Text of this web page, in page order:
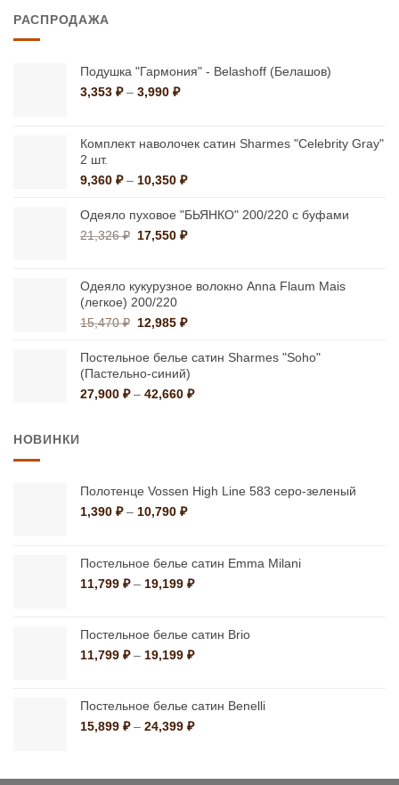
РАСПРОДАЖА
Подушка "Гармония" - Belashoff (Белашов)
3,353 ₽ – 3,990 ₽Диапазон
–
Комплект наволочек сатин Sharmes "Celebrity Gray"
2 шт.
9,360 ₽ – 10,350 ₽Диапазон
9,360 ₽
–
Одеяло пуховое "БЬЯНКО" 200/220 с буфами
21,326₽ Первоначальная
21,326 ₽.
17,550₽Текущая
Одеяло кукурузное волокно Anna Flaum Mais
(легкое) 200/220
15,470₽ Первоначальная
составляла
15,470 ₽.
12,985₽Текущая
12,985 ₽.
Постельное белье сатин Sharmes "Soho"
(Пастельно-синий)
27,900 ₽ – 42,660 ₽Диапазон
НОВИНКИ
Полотенце Vossen High Line 583 серо-зеленый
1,390 ₽ – 10,790 ₽Диапазон
–
10,790 ₽
Постельное белье сатин Emma Milani
11,799 ₽ – 19,199 ₽Диапазон
–
19,199 ₽
Постельное белье сатин Brio
11,799 ₽ – 19,199 ₽Диапазон
–
19,199 ₽
Постельное белье сатин Benelli
15,899 ₽ – 24,399 ₽Диапазон
–